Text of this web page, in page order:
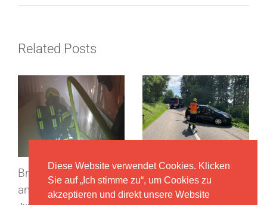
Related Posts
Brandeinsatzübung,
am 17.06.2025
Einsatz
Fahrzeugbergung,
Diese Website verwendet Cookies. Klicken
Sie auf „Ich stimme zu“, um Cookies zu
akzeptieren und direkt unsere Website